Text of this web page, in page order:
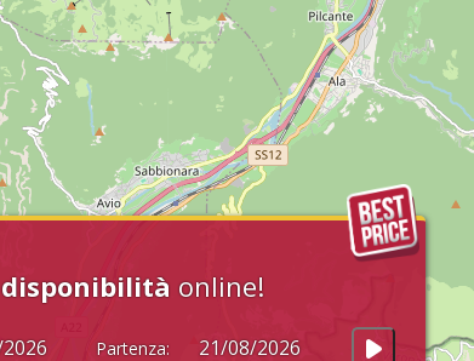
disponibilità online!
Partenza: